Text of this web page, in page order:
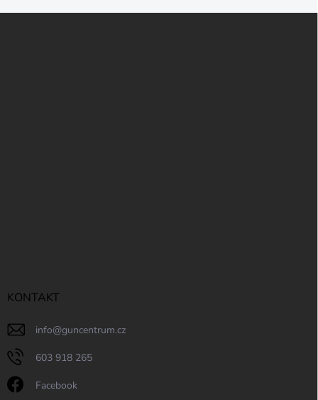
KONTAKT
info@guncentrum.cz
603 918 265
Facebook